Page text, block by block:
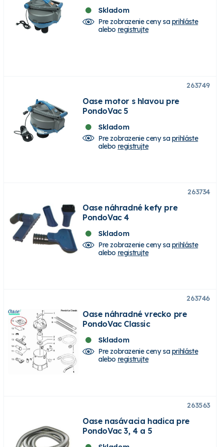
Skladom
Pre zobrazenie ceny saprihláste
alebo registrujte
263749
Oase motor s hlavou pre
PondoVac 5
Skladom
Pre zobrazenie ceny saprihláste
alebo registrujte
263734
Oase náhradné kefy pre
PondoVac 4
Skladom
Pre zobrazenie ceny saprihláste
alebo registrujte
263746
Oase náhradné vrecko pre
PondoVac Classic
Skladom
Pre zobrazenie ceny saprihláste
alebo registrujte
263563
Oase nasávacia hadica pre
PondoVac 3, 4 a 5